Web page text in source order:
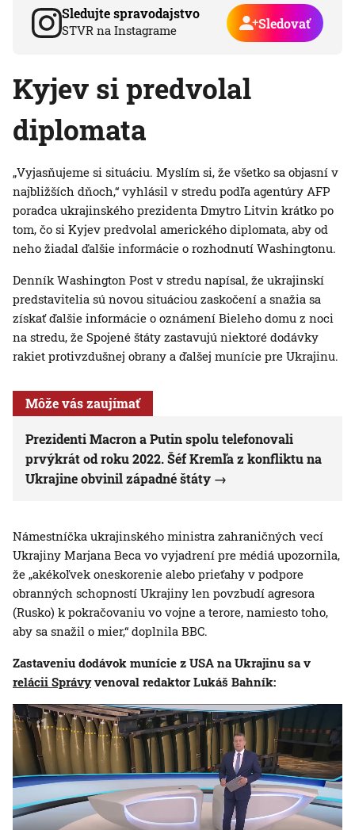
Sledujte spravodajstvo
STVR na Instagrame Sledovať
Kyjev si predvolal
diplomata
„Vyjasňujeme si situáciu. Myslím si, že všetko sa objasní v
najbližších dňoch,“ vyhlásil v stredu podľa agentúry AFP
poradca ukrajinského prezidenta Dmytro Litvin krátko po
tom, čo si Kyjev predvolal amerického diplomata, aby od
neho žiadal ďalšie informácie o rozhodnutí Washingtonu.
Denník Washington Post v stredu napísal, že ukrajinskí
predstavitelia sú novou situáciou zaskočení a snažia sa
získať ďalšie informácie o oznámení Bieleho domu z noci
na stredu, že Spojené štáty zastavujú niektoré dodávky
rakiet protivzdušnej obrany a ďalšej munície pre Ukrajinu.
Môže vás zaujímať
Prezidenti Macron a Putin spolu telefonovali
prvýkrát od roku 2022. Šéf Kremľa z konfliktu na
Ukrajine obvinil západné štáty
Námestníčka ukrajinského ministra zahraničných vecí
Ukrajiny Marjana Beca vo vyjadrení pre médiá upozornila,
že „akékoľvek oneskorenie alebo prieťahy v podpore
obranných schopností Ukrajiny len povzbudí agresora
(Rusko) k pokračovaniu vo vojne a terore, namiesto toho,
aby sa snažil o mier,“ doplnila BBC.
Zastaveniu dodávok munície z USA na Ukrajinu sa v
relácii Správyvenoval redaktor Lukáš Bahník: